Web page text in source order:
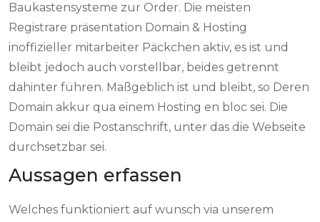
Baukastensysteme zur Order. Die meisten
Registrare präsentation Domain & Hosting
inoffizieller mitarbeiter Päckchen aktiv, es ist und
bleibt jedoch auch vorstellbar, beides getrennt
dahinter führen. Maßgeblich ist und bleibt, so Deren
Domain akkur qua einem Hosting en bloc sei. Die
Domain sei die Postanschrift, unter das die Webseite
durchsetzbar sei.
Aussagen erfassen
Welches funktioniert auf wunsch via unserem